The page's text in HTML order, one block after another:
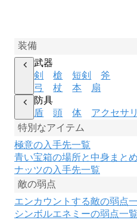
装備
武器
剣
槍 短剣
斧
弓
杖 本
扇
防具
盾
頭 体
アクセサ
特別なアイテム
極意の入手先一覧
青い宝箱の場所と中身まとめ
ナッツの入手先一覧
敵の弱点
エンカウントする敵の弱点
シンボルエネミーの弱点一覧